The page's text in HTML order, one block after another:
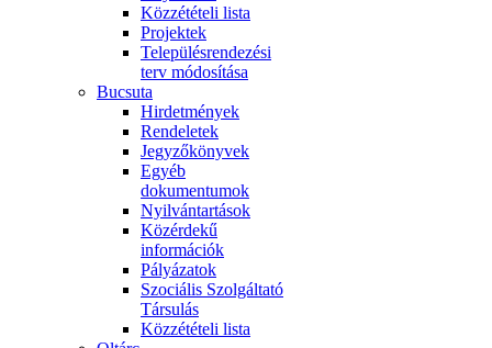
Közzétételi lista
Projektek
Településrendezési
terv módosítása
Bucsuta
Hirdetmények
Rendeletek
Jegyzőkönyvek
Egyéb
dokumentumok
Nyilvántartások
Közérdekű
információk
Pályázatok
Szociális Szolgáltató
Társulás
Közzétételi lista